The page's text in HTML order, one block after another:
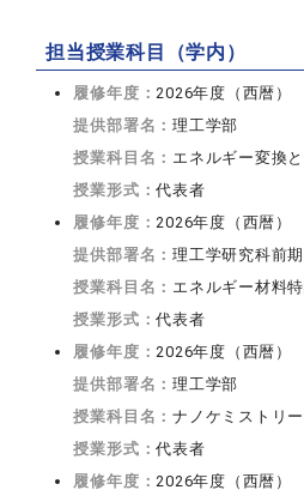
担当授業科目（学内）
履修年度： 2026年度（西暦）
提供部署名：理工学部
授業科目名： エネルギー変換
授業形式：代表者
履修年度： 2026年度（西暦）
提供部署名：理工学研究科前期
授業科目名： エネルギー材料
授業形式：代表者
履修年度： 2026年度（西暦）
提供部署名：理工学部
授業科目名：ナノケミストリ
授業形式：代表者
履修年度： 2026年度（西暦）